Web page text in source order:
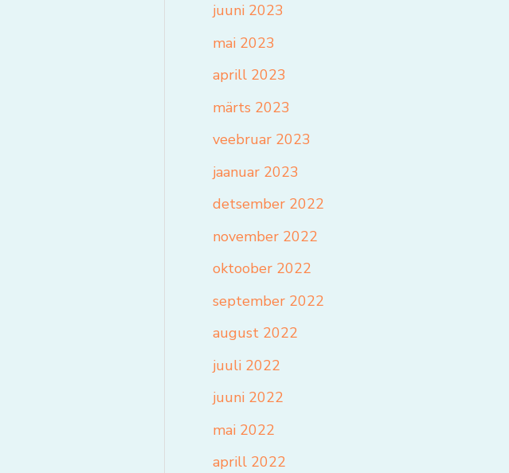
juuni 2023
mai 2023
aprill 2023
märts 2023
veebruar 2023
jaanuar 2023
detsember 2022
november 2022
oktoober 2022
september 2022
august 2022
juuli 2022
juuni 2022
mai 2022
aprill 2022